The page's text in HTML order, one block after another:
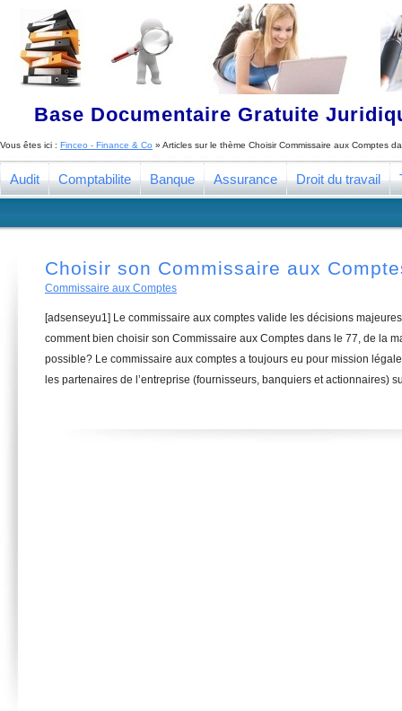
Base Documentaire Gratuite
Vous êtes ici : Finceo - Finance & Co » Articles sur le thème Choisir Commissaire aux Comptes
Audit Comptabilite Banque Assurance Droit du travail
Choisir son Commissaire aux
Commissaire aux Comptes
[adsenseyu1] Le commissaire aux comptes valide les décisions
comment bien choisir son Commissaire aux Comptes dans le 77, de la
possible? Le commissaire aux comptes a toujours eu pour mission
les partenaires de l’entreprise (fournisseurs, banquiers et actionnaires)